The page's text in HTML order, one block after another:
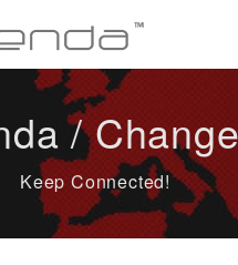
/
Keep Connected!